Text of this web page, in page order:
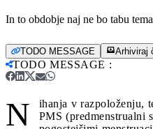
In to obdobje naj ne bo tabu tema
TODO MESSAGE Arhiviraj
TODO MESSAGE :
N
ihanja v razpoloženju,
PMS (predmenstrualni